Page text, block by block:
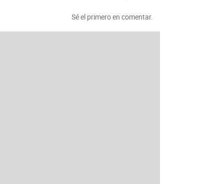
Sé el primero en comentar.